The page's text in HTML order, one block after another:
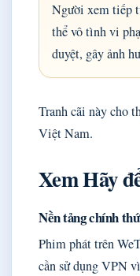
Người xem tiếp
thể vô tình vi
duyệt, gây ảnh
Tranh cãi này cho
Việt Nam.
Xem Hãy
Nền tảng chính
Phim phát trên
cần sử dụng VPN